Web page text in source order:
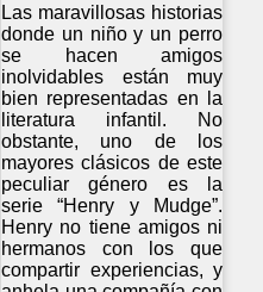
Las maravillosas historias
donde un niño y un perro
se hacen amigos
inolvidables están muy
bien representadas en la
literatura infantil. No
obstante, uno de los
mayores clásicos de este
peculiar género es la
serie “Henry y Mudge”.
Henry no tiene amigos ni
hermanos con los que
compartir experiencias, y